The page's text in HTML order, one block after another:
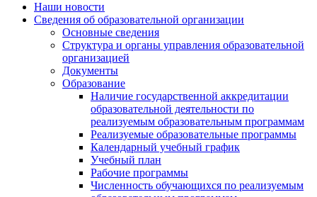
Наши новости
Сведения об образовательной организации
Основные сведения
Структура и органы управления образовательной
организацией
Документы
Образование
Наличие государственной аккредитации
образовательной деятельности по
реализуемым образовательным программам
Реализуемые образовательные программы
Календарный учебный график
Учебный план
Рабочие программы
Численность обучающихся по реализуемым